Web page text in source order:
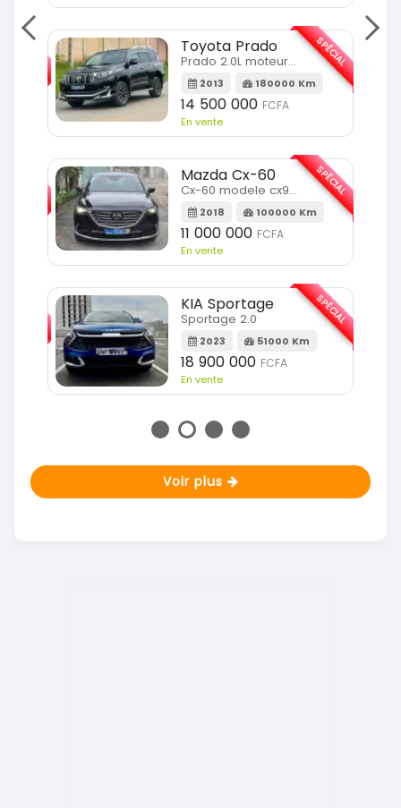
SPÉCIAL Toyota Prado
Prado 2.0L moteur d4d
2013 180000 Km
14 500 000 FCFA
En vente
SPÉCIAL
Mazda Cx-60
Cx-60 modele cx9 full option
2018 100000 Km
11 000 000 FCFA
En vente
SPÉCIAL
KIA Sportage
Sportage 2.0
2023 51000 Km
18 900 000 FCFA
En vente
SPÉCIAL
Voir plus